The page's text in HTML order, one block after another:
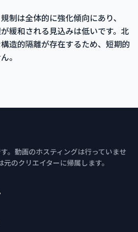
制は全体的に強化傾向にあり、
緩和される見込みは低いです。北
造的隔離が存在するため、短期的
。
。動画のホスティングは行っていませ
のクリエイターに帰属します。